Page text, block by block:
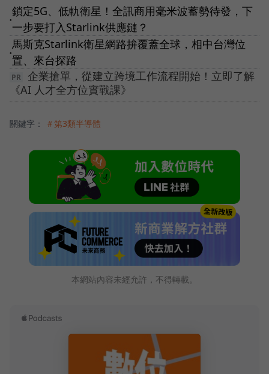
●
鎖定5G、低軌衛星！全訊商用毫米波蓄勢待發，下
一步要打入Starlink供應鏈？
●
馬斯克Starlink衛星網路拚覆蓋全球，相中台灣位
置、來台探路
企業搶單，從建立跨境工作流程開始！立即了解
《AI 人才全方位實戰課》
關鍵字： ＃第3類半導體
本網站內容未經允許，不得轉載。